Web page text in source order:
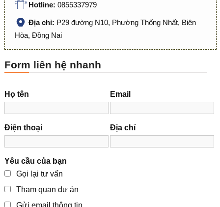
Hotline: 0855337979
Địa chỉ: P29 đường N10, Phường Thống Nhất, Biên
Hòa, Đồng Nai
Form liên hệ nhanh
Họ tên Email
Điện thoại Địa chỉ
Yêu cầu của bạn
Gọi lại tư vấn
Tham quan dự án
Gửi email thông tin